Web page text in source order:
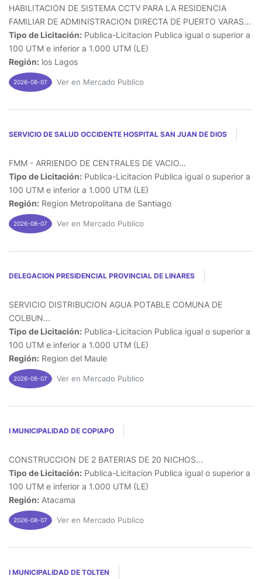
HABILITACION DE SISTEMA CCTV PARA LA RESIDENCIA
FAMILIAR DE ADMINISTRACION DIRECTA DE PUERTO VARAS...
Tipo de Licitación: Publica-Licitacion Publica igual o superior a
100 UTM e inferior a 1.000 UTM (LE)
Región: los Lagos
2026-08-07 Ver en Mercado Publico
SERVICIO DE SALUD OCCIDENTE HOSPITAL SAN JUAN DE DIOS
FMM - ARRIENDO DE CENTRALES DE VACIO...
Tipo de Licitación: Publica-Licitacion Publica igual o superior a
100 UTM e inferior a 1.000 UTM (LE)
Región: Region Metropolitana de Santiago
2026-08-07 Ver en Mercado Publico
DELEGACION PRESIDENCIAL PROVINCIAL DE LINARES
SERVICIO DISTRIBUCION AGUA POTABLE COMUNA DE
COLBUN...
Tipo de Licitación: Publica-Licitacion Publica igual o superior a
100 UTM e inferior a 1.000 UTM (LE)
Región: Region del Maule
2026-08-07 Ver en Mercado Publico
I MUNICIPALIDAD DE COPIAPO
CONSTRUCCION DE 2 BATERIAS DE 20 NICHOS...
Tipo de Licitación: Publica-Licitacion Publica igual o superior a
100 UTM e inferior a 1.000 UTM (LE)
Región: Atacama
2026-08-07 Ver en Mercado Publico
I MUNICIPALIDAD DE TOLTEN